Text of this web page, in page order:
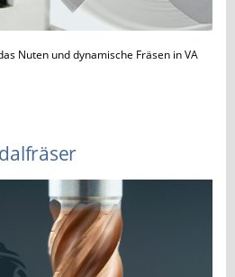
Nuten und dynamische Fräsen in VA